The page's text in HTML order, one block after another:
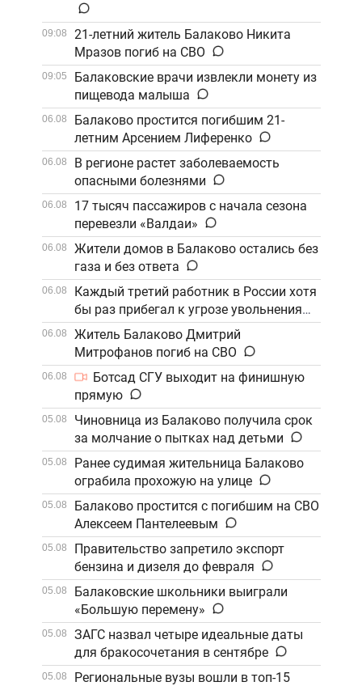
09:08
21-летний житель Балаково Никита
Мразов погиб на СВО
09:05
Балаковские врачи извлекли монету из
пищевода малыша
06.08
Балаково простится погибшим 21-
летним Арсением Лиференко
06.08
В регионе растет заболеваемость
опасными болезнями
06.08
17 тысяч пассажиров с начала сезона
перевезли «Валдаи»
06.08
Жители домов в Балаково остались без
газа и без ответа
06.08
Каждый третий работник в России хотя
бы раз прибегал к угрозе увольнения
06.08
Житель Балаково Дмитрий
Митрофанов погиб на СВО
06.08
Ботсад СГУ выходит на финишную
прямую
05.08
Чиновница из Балаково получила срок
за молчание о пытках над детьми
05.08
Ранее судимая жительница Балаково
ограбила прохожую на улице
05.08
Балаково простится с погибшим на СВО
Алексеем Пантелеевым
05.08
Правительство запретило экспорт
бензина и дизеля до февраля
05.08
Балаковские школьники выиграли
«Большую перемену»
05.08
ЗАГС назвал четыре идеальные даты
для бракосочетания в сентябре
05.08
Региональные вузы вошли в топ-15